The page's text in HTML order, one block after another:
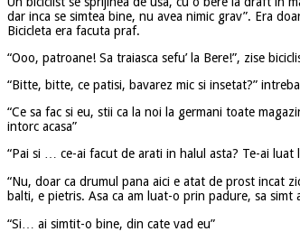
dar inca se simtea bine, nu avea nimic grav”. Era
Bicicleta era facuta praf.
“Ooo, patroane! Sa traiasca sefu’ la Bere!”, zise
“Bitte, bitte, ce patisi, bavarez mic si insetat?”
“Ce sa fac si eu, stii ca la noi la germani toate
intorc acasa”
“Pai si … ce-ai facut de arati in halul asta? Te-ai luat
“Nu, doar ca drumul pana aici e atat de prost incat
balti, e pietris. Asa ca am luat-o prin padure, sa
“Si… ai simtit-o bine, din cate vad eu”